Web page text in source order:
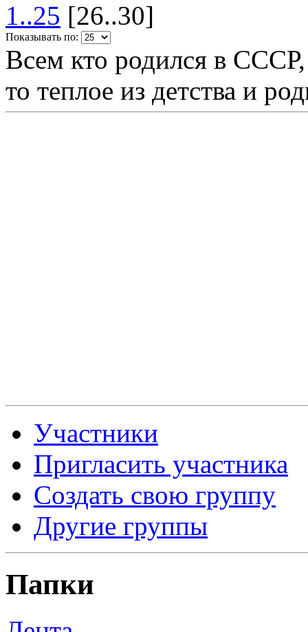
1..25 [26..30]
Показывать по:
Всем кто родился в
то теплое из детства и
Участники
Пригласить участника
Создать свою группу
Другие группы
Папки